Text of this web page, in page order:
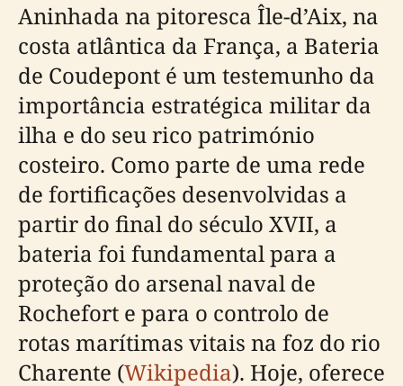
Aninhada na pitoresca Île-d’Aix, na
costa atlântica da França, a Bateria
de Coudepont é um testemunho da
importância estratégica militar da
ilha e do seu rico património
costeiro. Como parte de uma rede
de fortificações desenvolvidas a
partir do final do século XVII, a
bateria foi fundamental para a
proteção do arsenal naval de
Rochefort e para o controlo de
rotas marítimas vitais na foz do rio
Charente (Wikipedia). Hoje, oferece